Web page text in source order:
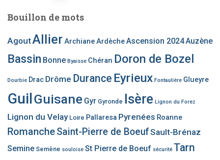
des
publications
Bouillon de mots
AgoutAllier ArchianeArdècheAscension 2024Auzène
Bassin Bonne Byaisse Chéran Doron de Bozel
Dourbie Drac Drôme Durance Eyrieux Fontaulière Glueyre
Guil Guisane Gyr Gyronde Isère Lignon du Forez
Lignon du Velay Loire Pallaresa Pyrenées Roanne
RomancheSaint-Pierre de BoeufSault-Brénaz
Semine Semène souloise St Pierre de Boeuf sécurité Tarn